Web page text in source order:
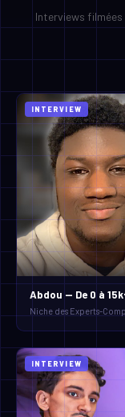
Abdou — De 0 à
Niche des Experts-
INTERVIEW